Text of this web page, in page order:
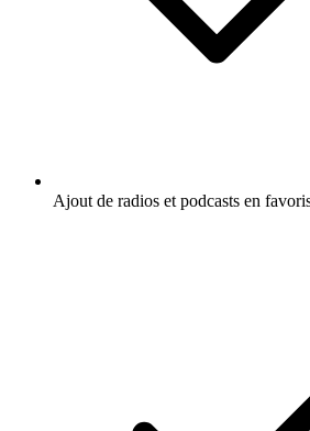
Ajout de radios et podcasts en